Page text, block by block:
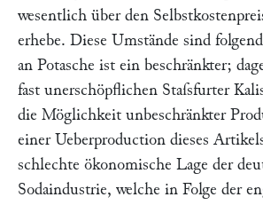
wesentlich über den
erhebe. Diese Umstände sind
an Potasche ist ein beschränkter;
fast unerschöpflichen Staſsfurter
die Möglichkeit unbeschränkter
einer Ueberproduction dieses
schlechte ökonomische Lage der
Sodaindustrie, welche in Folge der